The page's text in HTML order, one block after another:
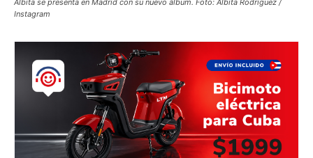
Albita se presenta en Madrid con su nuevo álbum. Foto: Albita Rodríguez /
Instagram